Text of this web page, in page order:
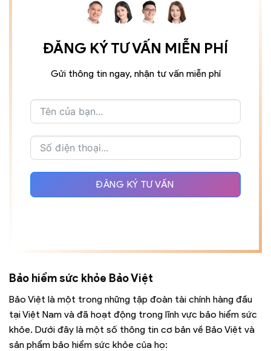
ĐĂNG KÝ TƯ VẤN MIỄN PHÍ
Gửi thông tin ngay, nhận tư vấn miễn phí
ĐĂNG KÝ TƯ VẤN
Bảo hiểm sức khỏe Bảo Việt
Bảo Việt là một trong những tập đoàn tài chính hàng đầu
tại Việt Nam và đã hoạt động trong lĩnh vực bảo hiểm sức
khỏe. Dưới đây là một số thông tin cơ bản về Bảo Việt và
sản phẩm bảo hiểm sức khỏe của họ: